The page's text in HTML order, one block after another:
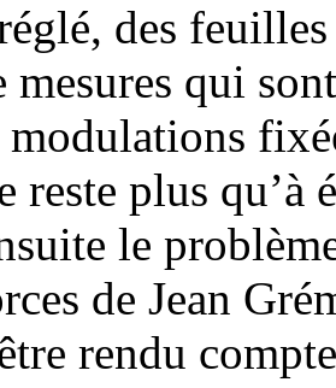
des
mesures qui
reste plus qu’à
le
de Jean
rendu